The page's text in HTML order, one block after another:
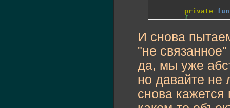
private
{
var i:
while (
}
//
//это
}
И снова
"не
да, мы уже
но давайте не
снова